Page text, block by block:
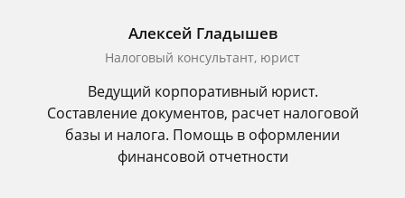
Алексей Гладышев
Налоговый консультант, юрист
Ведущий корпоративный юрист.
Составление документов, расчет налоговой
базы и налога. Помощь в оформлении
финансовой отчетности